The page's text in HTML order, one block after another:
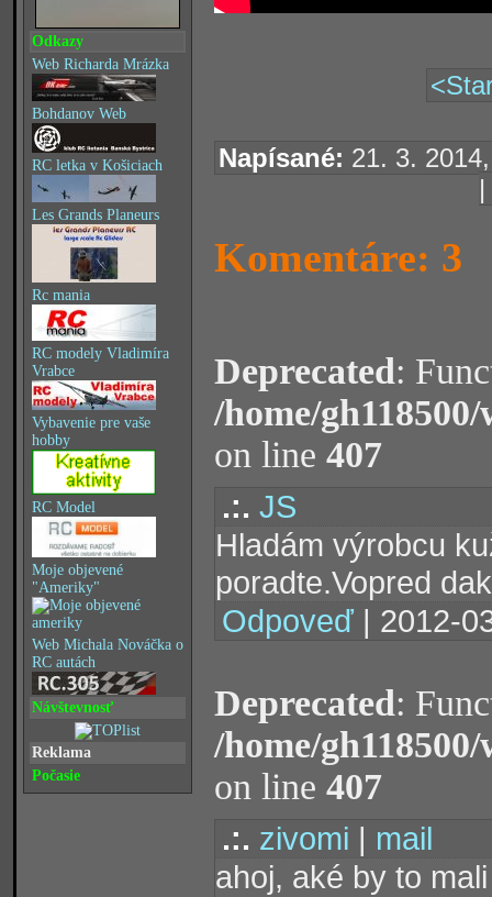
Odkazy
Web Richarda Mrázka
Bohdanov Web
RC letka v Košiciach
Les Grands Planeurs
Rc mania
RC modely Vladimíra
Vrabce
Vybavenie pre vaše
hobby
RC Model
Moje objevené
"Ameriky"
Web Michala Nováčka o
RC autách
Návštevnosť
Reklama
Počasie
Napísané: 21. 3.
|
Komentáre: 3
Deprecated:
/home/
on line 407
.:. JS
Hladám výrobcu
poradte.Vopred
Odpoveď | 2012-
Deprecated:
/home/
on line 407
.:. zivomi | mail
ahoj, aké by to